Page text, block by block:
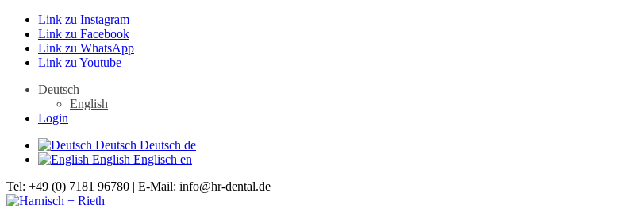
Link zu Instagram
Link zu Facebook
Link zu WhatsApp
Link zu Youtube
Deutsch
English
Login
Deutsch Deutsch de
English Englisch en
Tel: +49 (0) 7181 96780 | E-Mail: info@hr-dental.de